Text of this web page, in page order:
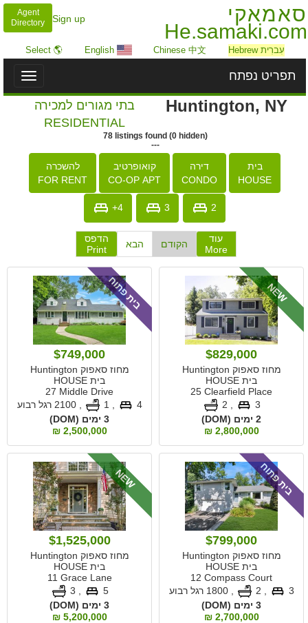
סאמאקי
He.samaki.com
Sign up
Agent
Directory
עִברִית Hebrew Chinese 中文
English
🌎 Select
Toggle
תפריט נפתח
Huntington, NY
בתי מגורים למכירה
RESIDENTIAL
78 listings found (0 hidden)
---
בית
HOUSE
דירה
CONDO
קואופרטיב
CO-OP APT
להשכרה
FOR RENT
2
3
4+
עוד
More
הקודם הבא
הדפס
Print
NEW
$829,000
מחוז סאפוק Huntington
בית HOUSE
25 Clearfield Place
3
2 ימים (DOM)
2,800,000 ₪
בית פתוח
$749,000
מחוז סאפוק Huntington
בית HOUSE
27 Middle Drive
4
,2100 רגל רבוע
3 ימים (DOM)
2,500,000 ₪
בית פתוח
$799,000
מחוז סאפוק Huntington
בית HOUSE
12 Compass Court
3
,1800 רגל רבוע
3 ימים (DOM)
2,700,000 ₪
NEW
$1,525,000
מחוז סאפוק Huntington
בית HOUSE
11 Grace Lane
5
3 ימים (DOM)
5,200,000 ₪